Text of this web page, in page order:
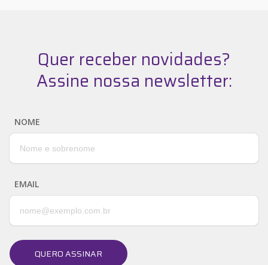
Quer receber novidades?
Assine nossa newsletter:
NOME
EMAIL
QUERO ASSINAR